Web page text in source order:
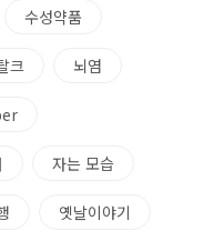
수성약품
크 뇌염
자는 모습
옛날이야기